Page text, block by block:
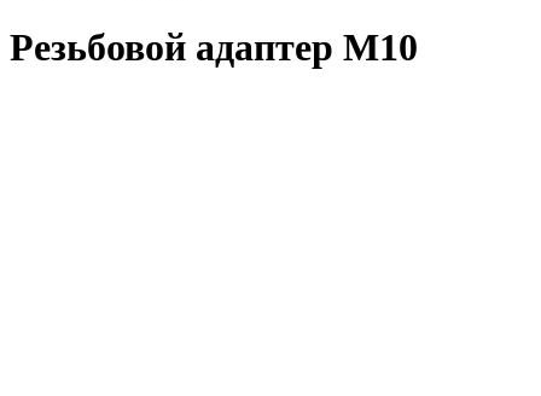
Резьбовой адаптер М10